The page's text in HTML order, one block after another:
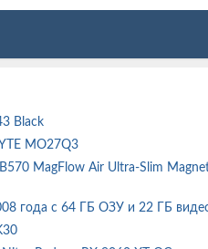
Black
MO27Q3
MagFlow Air Ultra-Slim
года с 64 ГБ ОЗУ и 22 ГБ